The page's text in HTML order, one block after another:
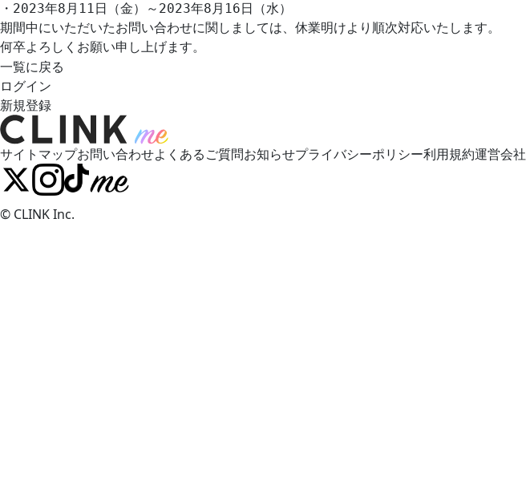
・2023年8月11日（金）～2023年8月16日（水）
期間中にいただいたお問い合わせに関しましては、休業明けより順次対応いたします。
何卒よろしくお願い申し上げます。
一覧に戻る
ログイン
新規登録
サイトマップお問い合わせよくあるご質問お知らせプライバシーポリシー利用規約運営会社
©︎ CLINK Inc.